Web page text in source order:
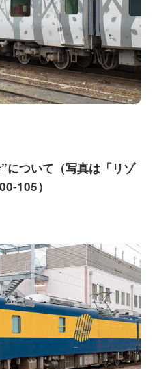
について（写真は「リゾ
105）